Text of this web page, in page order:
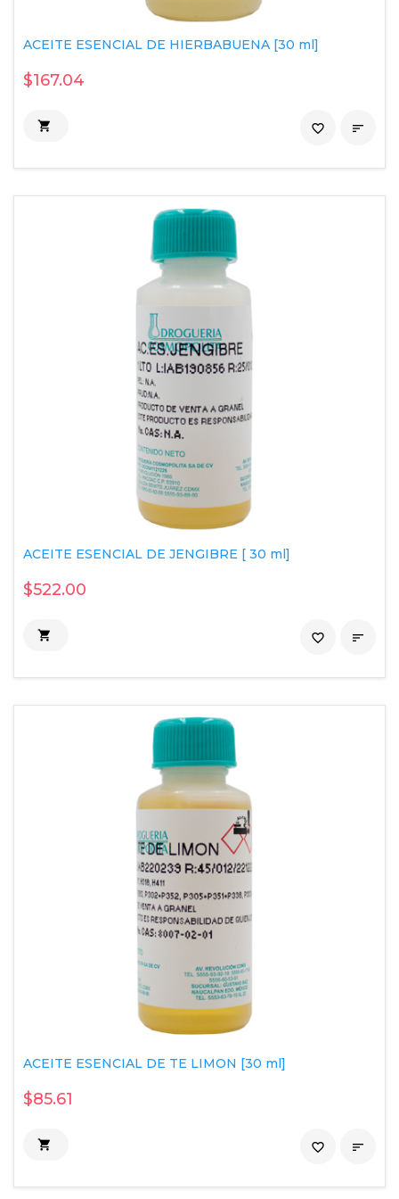
ACEITE ESENCIAL DE HIERBABUENA [30 ml]
$167.04
 
favorite_border
ACEITE ESENCIAL DE JENGIBRE [ 30 ml]
$522.00
 
favorite_border
ACEITE ESENCIAL DE TE LIMON [30 ml]
$85.61
 
favorite_border